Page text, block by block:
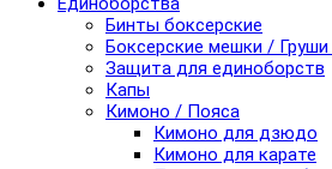
Бинты боксерские
Боксерские мешки /
Защита для единоборств
Капы
Кимоно / Пояса
Кимоно для дзюдо
Кимоно для карате